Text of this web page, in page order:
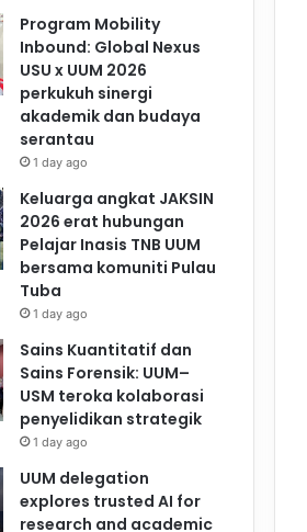
Program Mobility
Inbound: Global Nexus
USU x UUM 2026
perkukuh sinergi
akademik dan budaya
serantau
1 day ago
Keluarga angkat JAKSIN
2026 erat hubungan
Pelajar Inasis TNB UUM
bersama komuniti Pulau
Tuba
1 day ago
Sains Kuantitatif dan
Sains Forensik: UUM–
USM teroka kolaborasi
penyelidikan strategik
1 day ago
UUM delegation
explores trusted AI for
research and academic